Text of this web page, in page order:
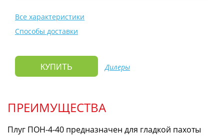
Все характеристики
Способы доставки
КУПИТЬ Дилеры
ПРЕИМУЩЕСТВА
Плуг ПОН-4-40 предназначен для гладкой пахоты